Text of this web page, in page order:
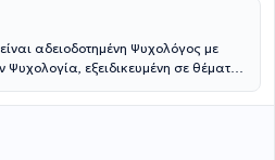
είναι αδειοδοτημένη Ψυχολόγος με
Ψυχολογία, εξειδικευμένη σε θέματα
και την κατανόηση και είναι
την ψυχική τους ανθεκτικότητα